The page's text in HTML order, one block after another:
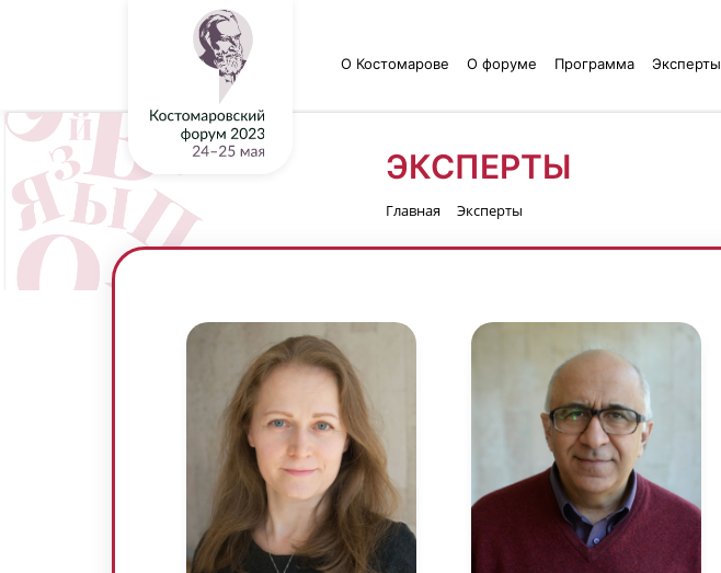
О Костомарове О форуме Программа Эксперты
ЭКСПЕРТЫ
Главная Эксперты